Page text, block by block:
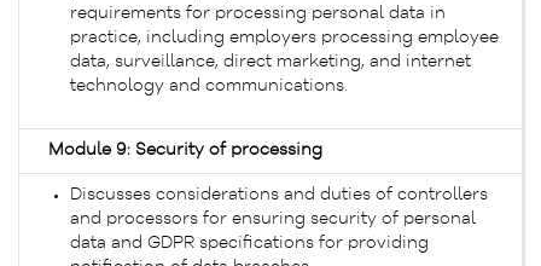
requirements for processing personal data in
practice, including employers processing employee
data, surveillance, direct marketing, and internet
technology and communications.
Module 9: Security of processing
Discusses considerations and duties of controllers
and processors for ensuring security of personal
data and GDPR specifications for providing